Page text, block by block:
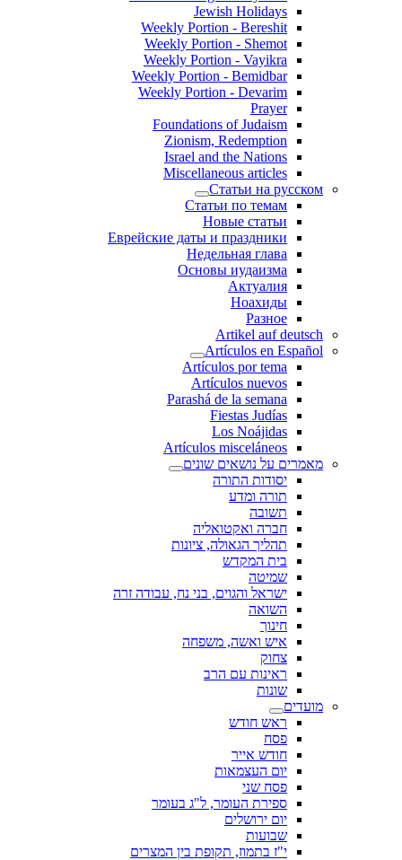
Jewish Holidays
Weekly Portion - Bereshit
Weekly Portion - Shemot
Weekly Portion - Vayikra
Weekly Portion - Bemidbar
Weekly Portion - Devarim
Prayer
Foundations of Judaism
Zionism, Redemption
Israel and the Nations
Miscellaneous articles
Статьи на русском
Статьи по темам
Новые статьи
Еврейские даты и праздники
Недельная глава
Основы иудаизма
Актуалия
Ноахиды
Разное
Artikel auf deutsch
Artículos en Español
Artículos por tema
Artículos nuevos
Parashá de la semana
Fiestas Judías
Los Noájidas
Artículos misceláneos
מאמרים על נושאים שונים
יסודות התורה
תורה ומדע
תשובה
חברה ואקטואליה
תהליך הגאולה, ציונות
בית המקדש
שמיטה
ישראל והגוים, בני נח, עבודה זרה
השואה
חינוך
איש ואשה, משפחה
צחוק
ראינות עם הרב
שונות
מועדים
ראש חודש
פסח
חודש אייר
יום העצמאות
פסח שני
ספירת העומר, ל"ג בעומר
יום ירושלים
שבועות
י"ז בתמוז, תקופת בין המצרים